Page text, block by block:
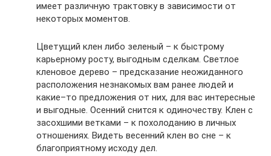
имеет различную трактовку в зависимости от
некоторых моментов.
Цветущий клен либо зеленый – к быстрому
карьерному росту, выгодным сделкам. Светлое
кленовое дерево – предсказание неожиданного
расположения незнакомых вам ранее людей и
какие–то предложения от них, для вас интересные
и выгодные. Осенний снится к одиночеству. Клен с
засохшими ветками – к похолоданию в личных
отношениях. Видеть весенний клен во сне – к
благоприятному исходу дел.